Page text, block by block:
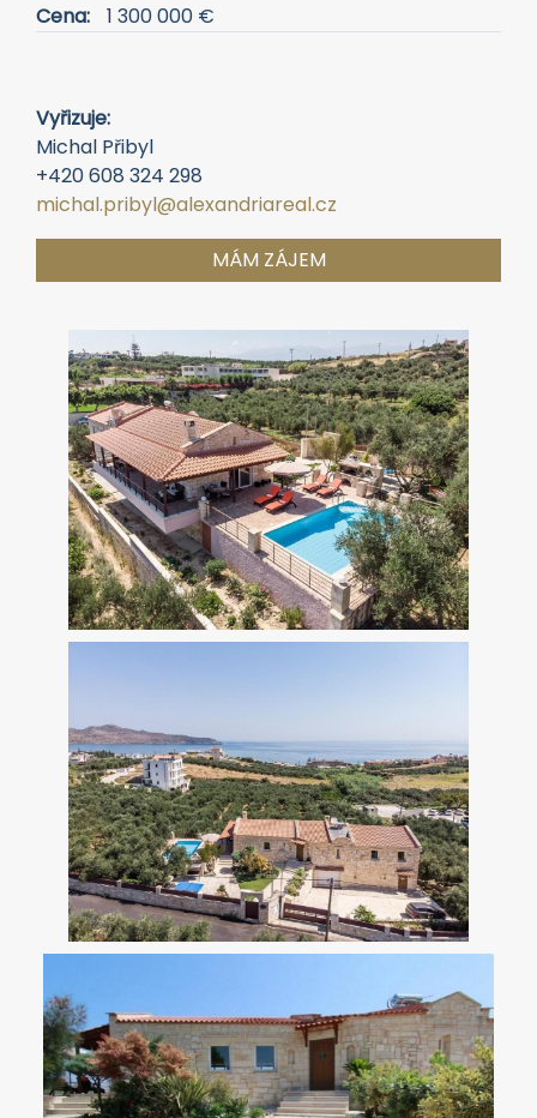
Cena:
1 300 000 €
Vyřizuje:
Michal Přibyl
+420 608 324 298
michal.pribyl@alexandriareal.cz
MÁM ZÁJEM